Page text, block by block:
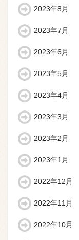
2023年8月
2023年7月
2023年6月
2023年5月
2023年4月
2023年3月
2023年2月
2023年1月
2022年12月
2022年11月
2022年10月